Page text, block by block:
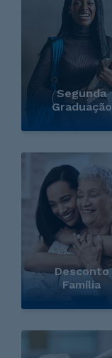
Segunda
Graduação
Desconto
Família